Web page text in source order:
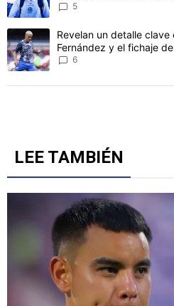
CONVERSACIONES ACTIVAS
Este listado muestra los artículos
Un artículo de tendencia con el
Jürgen Damm cuestionó
polémicas
Un artículo de tendencia con el
Revelan un detalle
LEE TAMBIÉN